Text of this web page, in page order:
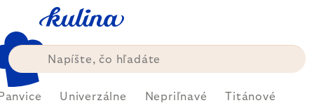
obsah
Univerzálne Nepriľnavé Titánové